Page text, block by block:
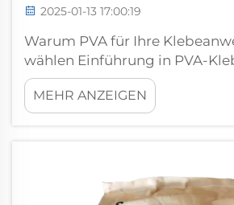
2025-01-13 17:00:19
Warum PVA für Ihre
wählen Einführung in PVA-
PVA? Polyvinylacetat (PVA) ist
renommierter Klebstoff, der
Vielseitigkeit und
bekannt als weißer g...
MEHR ANZEIGEN